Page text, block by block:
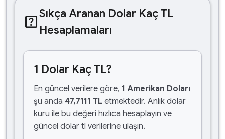
help_centerSıkça Aranan Dolar Kaç TL
Hesaplamaları
1 Dolar Kaç TL?
En güncel verilere göre, 1 Amerikan Doları
şu anda 47,7111 TL etmektedir. Anlık dolar
kuru ile bu değeri hızlıca hesaplayın ve
güncel dolar tl verilerine ulaşın.